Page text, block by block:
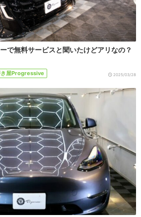
で無料サービスと聞いたけどアリなの？
屋Progressive 2025/03/28